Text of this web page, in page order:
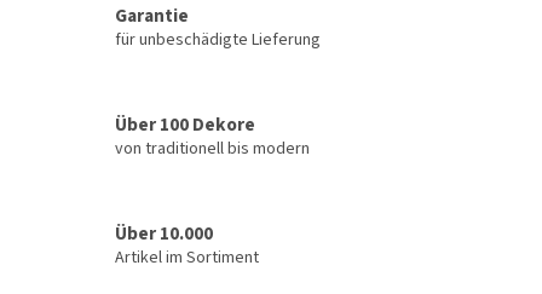
Garantie
für unbeschädigte Lieferung
Über 100 Dekore
von traditionell bis modern
Über 10.000
Artikel im Sortiment